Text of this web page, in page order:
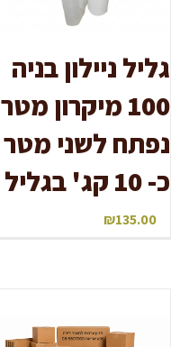
גליל ניילון בניה
100 מיקרון מטר
נפתח לשני מטר
כ- 10 קג' בגליל
₪135.00